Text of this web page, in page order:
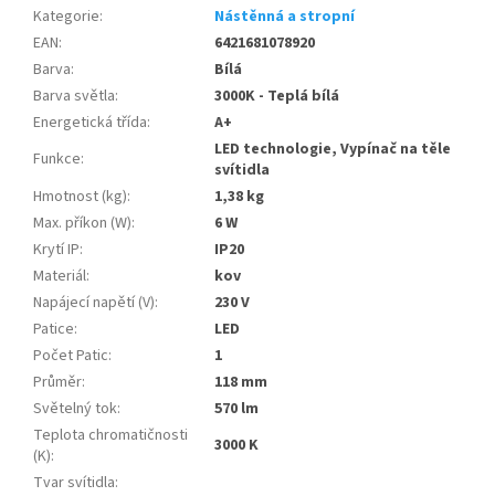
Kategorie:
Nástěnná a stropní
EAN:
6421681078920
Barva:
Bílá
Barva světla:
3000K - Teplá bílá
Energetická třída:
A+
Funkce:
LED technologie, Vypínač na těle
svítidla
Hmotnost (kg):
1,38 kg
Max. příkon (W):
6 W
Krytí IP:
IP20
Materiál:
kov
Napájecí napětí (V):
230 V
Patice:
LED
Počet Patic:
1
Průměr:
118 mm
Světelný tok:
570 lm
Teplota chromatičnosti
(K):
3000 K
Tvar svítidla: